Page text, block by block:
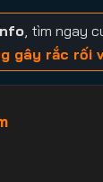
, tìm ngay
gây rắc rối